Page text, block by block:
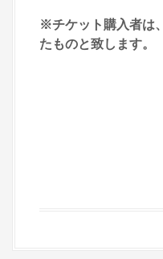
※チケット購入者は
たものと致します。